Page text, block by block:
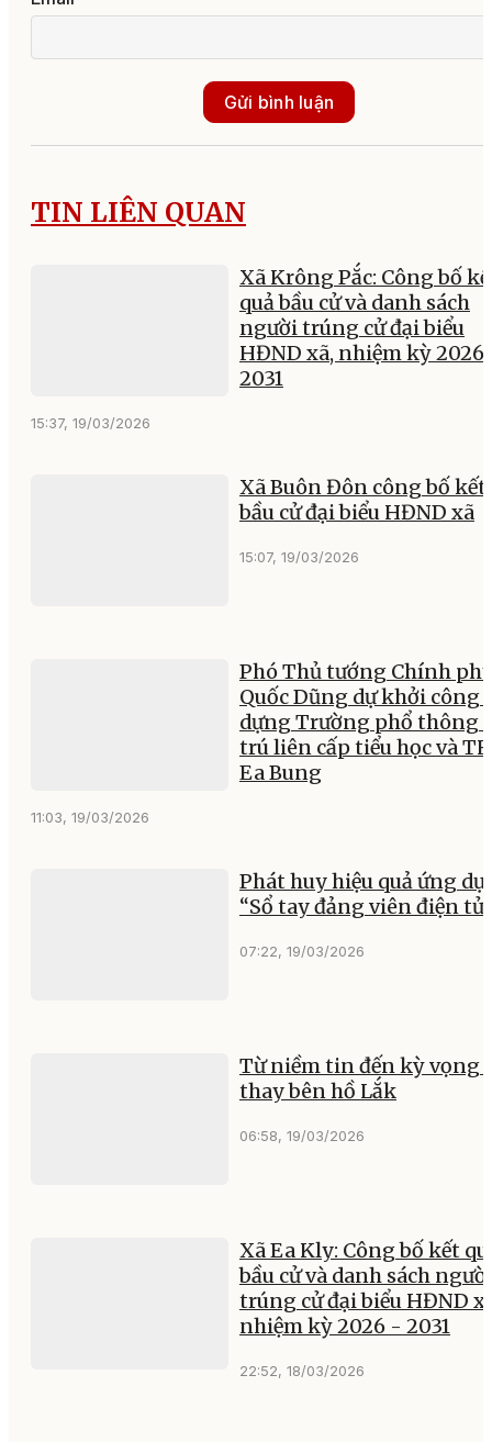
Gửi bình luận
TIN LIÊN QUAN
Xã Krông Pắc: Công bố
quả bầu cử và danh sách
người trúng cử đại biểu
HĐND xã, nhiệm kỳ 2026
2031
15:37, 19/03/2026
Xã Buôn Đôn công bố kết
bầu cử đại biểu HĐND xã
15:07, 19/03/2026
Phó Thủ tướng Chính
Quốc Dũng dự khởi công
dựng Trường phổ thông
trú liên cấp tiểu học và
Ea Bung
11:03, 19/03/2026
Phát huy hiệu quả ứng
“Sổ tay đảng viên điện
07:22, 19/03/2026
Từ niềm tin đến kỳ vọng
thay bên hồ Lắk
06:58, 19/03/2026
Xã Ea Kly: Công bố kết
bầu cử và danh sách người
trúng cử đại biểu HĐND
nhiệm kỳ 2026 - 2031
22:52, 18/03/2026